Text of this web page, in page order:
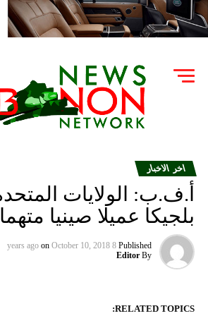
اخر الاخبار
أ.ف.ب: الولايات
بلجيكا عميلا صينيا
Published
8 years ago
on October 10, 2018
By
Editor
RELATED TOPICS: